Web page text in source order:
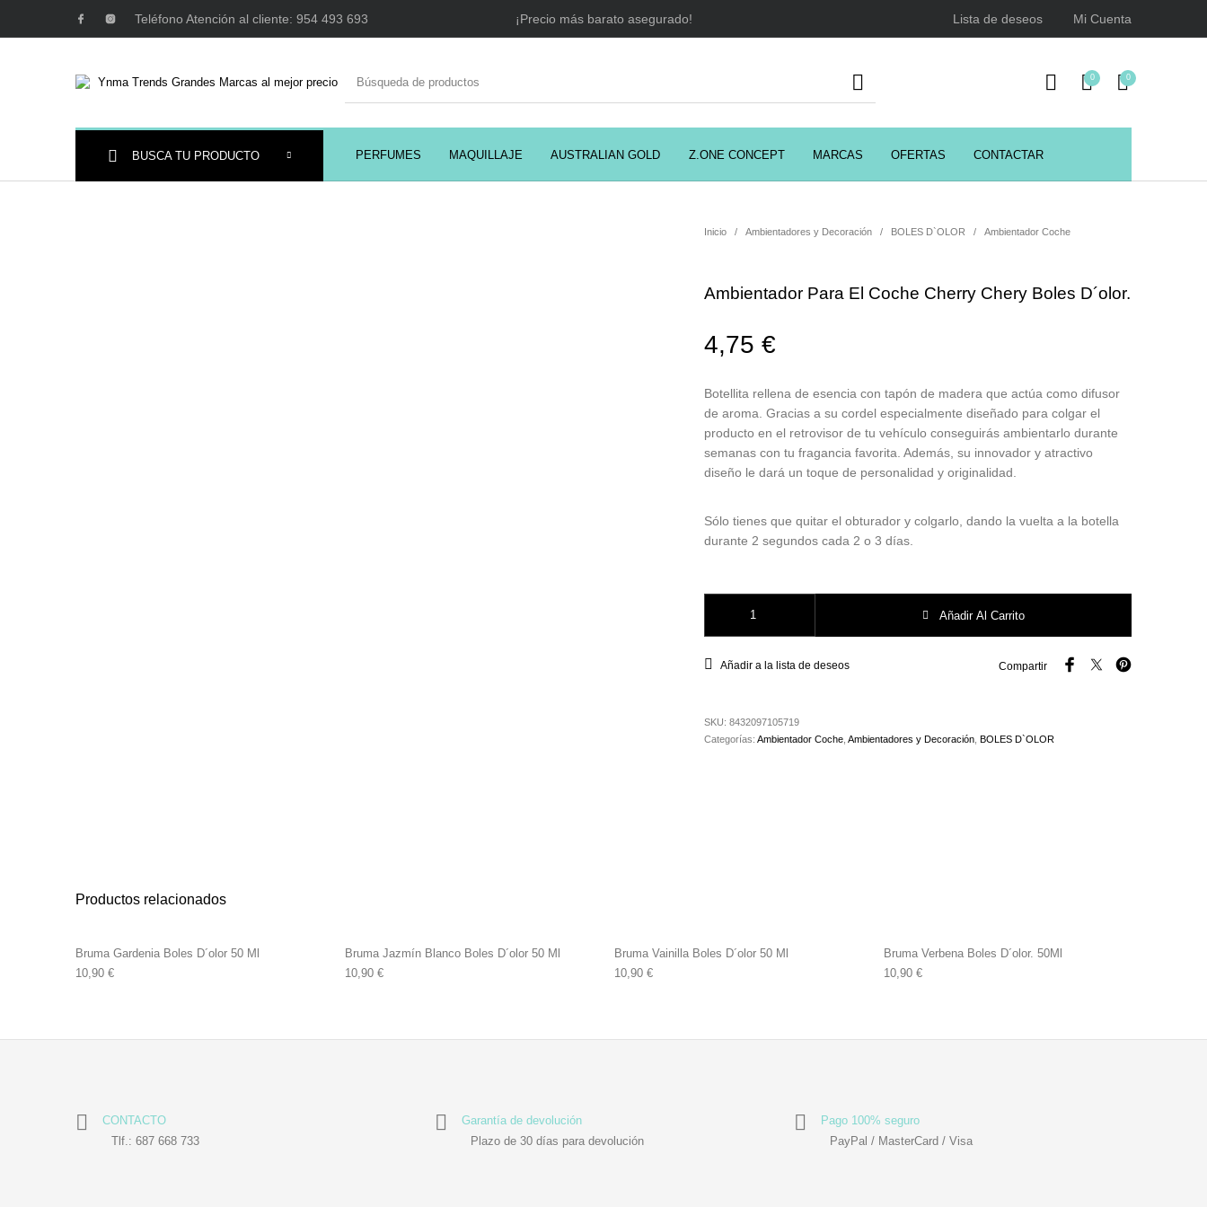
Teléfono Atención al cliente: 954 493 693 ¡Precio más barato asegurado! Lista de deseos Mi Cuenta
0 0
PERFUMES MAQUILLAJE AUSTRALIAN GOLD Z.ONE CONCEPT MARCAS OFERTAS CONTACTAR
BUSCA TU PRODUCTO
Prosolaris Utensilios de Peluquería Z.one Concept
Inicio / Ambientadores y Decoración / BOLES D`OLOR / Ambientador Coche
Ambientador Para El Coche Cherry Chery Boles D´olor.
4,75 €
Botellita rellena de esencia con tapón de madera que actúa como difusor
de aroma. Gracias a su cordel especialmente diseñado para colgar el
producto en el retrovisor de tu vehículo conseguirás ambientarlo durante
semanas con tu fragancia favorita. Además, su innovador y atractivo
diseño le dará un toque de personalidad y originalidad.
Sólo tienes que quitar el obturador y colgarlo, dando la vuelta a la botella
durante 2 segundos cada 2 o 3 días.
Añadir Al Carrito
Compartir
Añadir a la lista de deseos
SKU: 8432097105719
Categorías: Ambientador Coche Ambientadores y Decoración BOLES D`OLOR
Productos relacionados
Bruma Gardenia Boles D´olor 50 Ml
10,90 €
Bruma Jazmín Blanco Boles D´olor 50 Ml
10,90 €
Bruma Vainilla Boles D´olor 50 Ml
10,90 €
Bruma Verbena Boles D´olor. 50Ml
10,90 €
CONTACTO
Tlf.: 687 668 733
Garantía de devolución
Plazo de 30 días para devolución
Pago 100% seguro
PayPal / MasterCard / Visa